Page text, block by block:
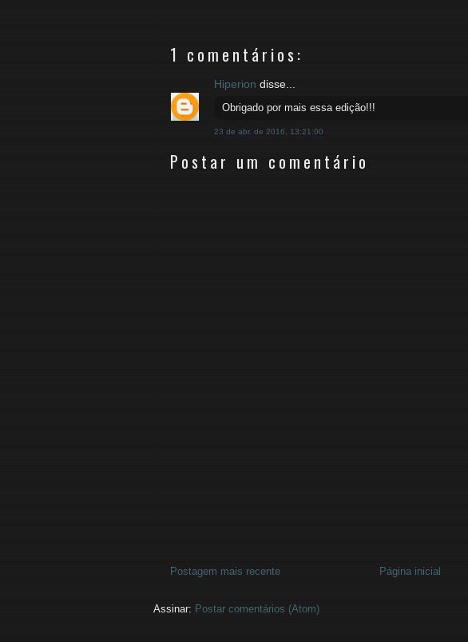
1 comentários:
Hiperion disse...
Obrigado por mais essa edição!!!
23 de abr. de 2016, 13:21:00
Postar um comentário
Postagem mais recente Página inicial
Assinar: Postar comentários (Atom)